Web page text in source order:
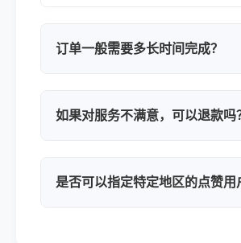
订单一般需要多长时间完成？
如果对服务不满意，可以退款吗
是否可以指定特定地区的点赞用